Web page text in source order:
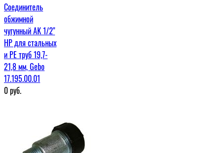
Соединитель
обжимной
чугунный AK 1/2"
НР для стальных
и PE труб 19,7-
21,8 мм, Gebo
17.195.00.01
0руб.